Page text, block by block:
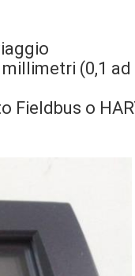
(0,1 ad
Fieldbus o